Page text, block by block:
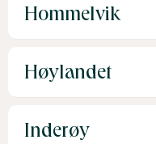
Hommelvik
Høylandet
Inderøy